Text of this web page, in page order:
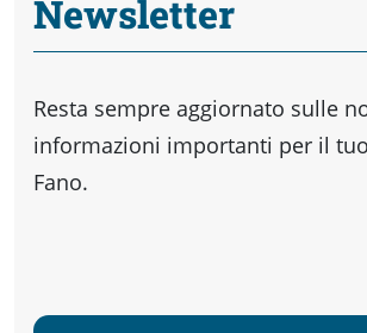
Newsletter
Resta sempre aggiornato sulle
informazioni importanti per il
Fano.